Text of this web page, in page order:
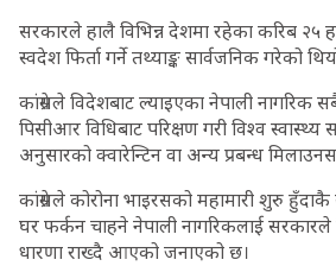
सरकारले हालै विभिन्न देशमा रहेका करिब २५
स्वदेश फिर्ता गर्ने तथ्याङ्क सार्वजनिक गरेको
कांग्रेसले विदेशबाट ल्याइएका नेपाली नागरिक
पिसीआर विधिबाट परिक्षण गरी विश्व
अनुसारको क्वारेन्टिन वा अन्य प्रबन्ध
कांग्रेसले कोरोना भाइरसको महामारी शुरु
घर फर्कन चाहने नेपाली नागरिकलाई सरकारले
धारणा राख्दै आएको जनाएको छ।